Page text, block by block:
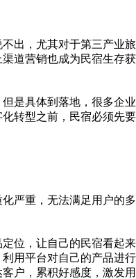
出，尤其对于第三产业
道营销也成为民宿生存
是具体到落地，很多企
转型之前，民宿必须先要
严重，无法满足用户
位，让自己的民宿看起
用平台对自己的产品进
户，累积好感度，激发